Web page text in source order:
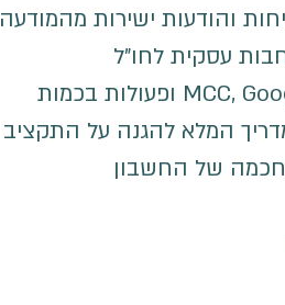
והודעות ישירות מהמודעה
עסקית לחו"ל
המלא להגנה על התקציב
חכמה של החשבון